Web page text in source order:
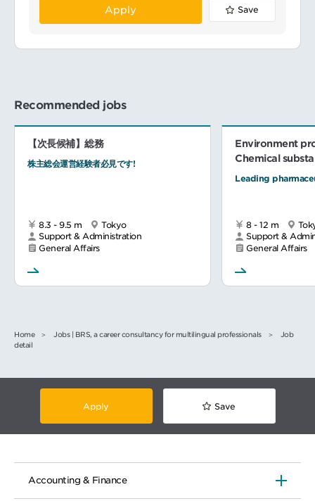
Apply Save
Recommended jobs
【次長候補】総務
株主総会運営経験者必見です!
8.3 - 9.5 m
Tokyo
Support & Administration
General Affairs
Environment
Chemical
Leading
8 - 12 m
Support &
General Affairs
Home Jobs | BRS, a career consultancy for multilingual professionals
Job
detail
Apply Save
Accounting & Finance